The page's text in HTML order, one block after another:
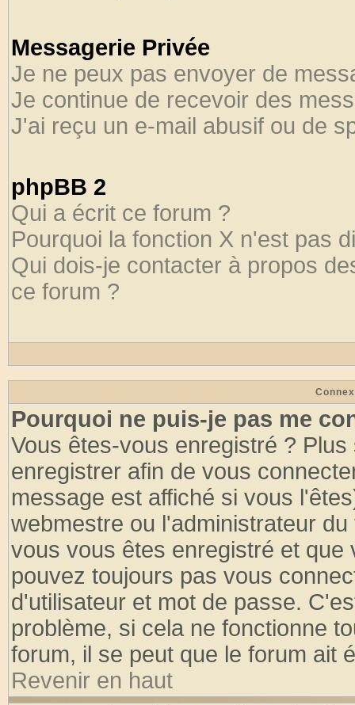
Messagerie Privée
Je ne peux pas envoyer de
Je continue de recevoir des
J'ai reçu un e-mail abusif ou de
phpBB 2
Qui a écrit ce forum ?
Pourquoi la fonction X n'est pas
Qui dois-je contacter à propos
ce forum ?
Pourquoi ne puis-je pas me
Vous êtes-vous enregistré ?
enregistrer afin de vous
message est affiché si vous
webmestre ou l'administrateur
vous vous êtes enregistré et
pouvez toujours pas vous
d'utilisateur et mot de passe.
problème, si cela ne fonctionne
forum, il se peut que le forum ait
Revenir en haut